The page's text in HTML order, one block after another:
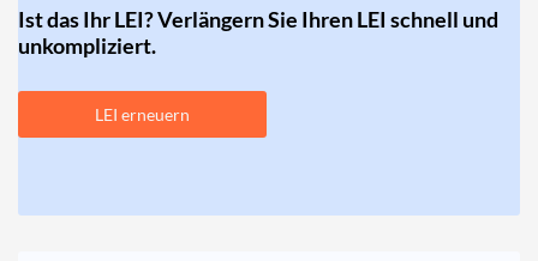
Ist das Ihr LEI? Verlängern Sie Ihren LEI schnell und
unkompliziert.
LEI erneuern